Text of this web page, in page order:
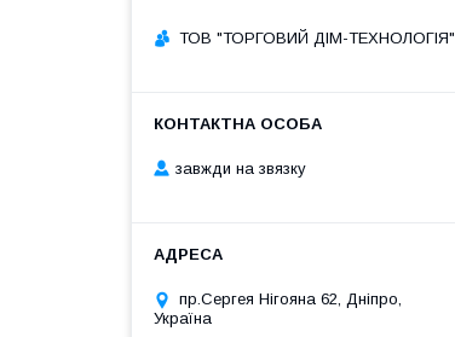
ТОВ "ТОРГОВИЙ ДІМ-ТЕХНОЛОГІЯ"
завжди на звязку
пр.Сергея Нігояна 62, Дніпро,
Україна